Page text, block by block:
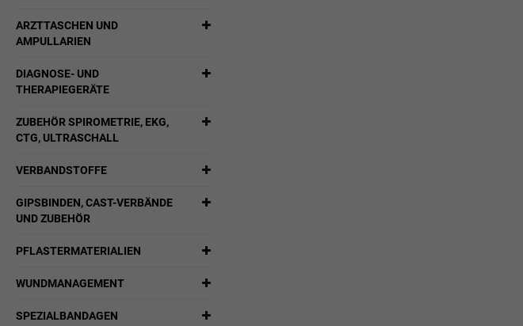
ARZTTASCHEN UND
AMPULLARIEN
DIAGNOSE- UND
THERAPIEGERÄTE
ZUBEHÖR SPIROMETRIE, EKG,
CTG, ULTRASCHALL
VERBANDSTOFFE
GIPSBINDEN, CAST-VERBÄNDE
UND ZUBEHÖR
PFLASTERMATERIALIEN
WUNDMANAGEMENT
SPEZIALBANDAGEN